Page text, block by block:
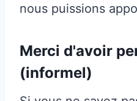
nous puissions
Merci d'avoir
(informel)